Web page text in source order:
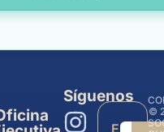
Síguenos
©